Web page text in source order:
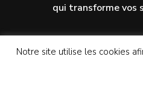
qui transforme vos
Notre site utilise les cookies